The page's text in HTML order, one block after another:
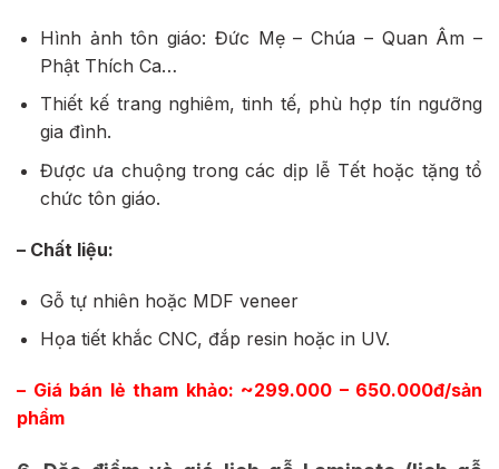
Hình ảnh tôn giáo: Đức Mẹ – Chúa – Quan Âm –
Phật Thích Ca…
Thiết kế trang nghiêm, tinh tế, phù hợp tín ngưỡng
gia đình.
Được ưa chuộng trong các dịp lễ Tết hoặc tặng tổ
chức tôn giáo.
– Chất liệu:
Gỗ tự nhiên hoặc MDF veneer
Họa tiết khắc CNC, đắp resin hoặc in UV.
– Giá bán lẻ tham khảo: ~299.000 – 650.000đ/sản
phẩm